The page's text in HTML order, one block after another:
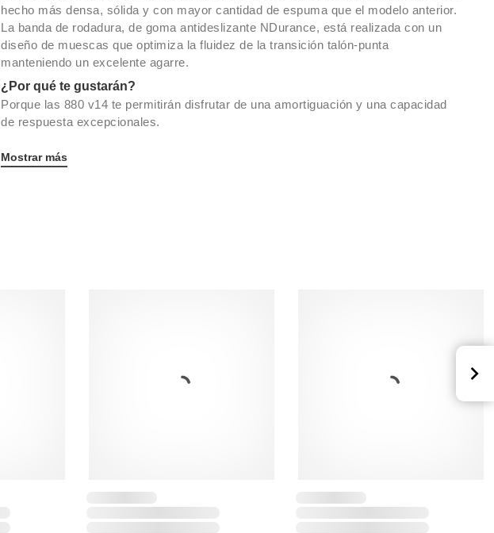
hecho más densa, sólida y con mayor cantidad de espuma que el modelo anterior.
La banda de rodadura, de goma antideslizante NDurance, está realizada con un
diseño de muescas que optimiza la fluidez de la transición talón-punta
manteniendo un excelente agarre.
¿Por qué te gustarán?
Porque las 880 v14 te permitirán disfrutar de una amortiguación y una capacidad
de respuesta excepcionales.
Mostrar más